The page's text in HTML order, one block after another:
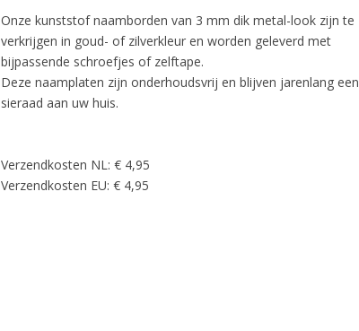
Onze kunststof naamborden van 3 mm dik metal-look zijn te
verkrijgen in goud- of zilverkleur en worden geleverd met
bijpassende schroefjes of zelftape.
Deze naamplaten zijn onderhoudsvrij en blijven jarenlang een
sieraad aan uw huis.
Verzendkosten NL: € 4,95
Verzendkosten EU: € 4,95